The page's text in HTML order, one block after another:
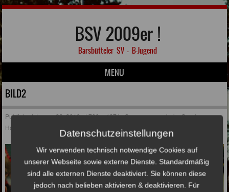
BSV 2009er !
Barsbütteler SV – B-Jugend
MENU
Skip to content
BILD2
PublishedJanuar 22, 2019at700 × 467inSpannung pur beim Sparkasse
Holstein Cup 2019
Datenschutzeinstellungen
Wir verwenden technisch notwendige Cookies auf
unserer Webseite sowie externe Dienste. Standardmäßig
sind alle externen Dienste deaktiviert. Sie können diese
jedoch nach belieben aktivieren & deaktivieren. Für